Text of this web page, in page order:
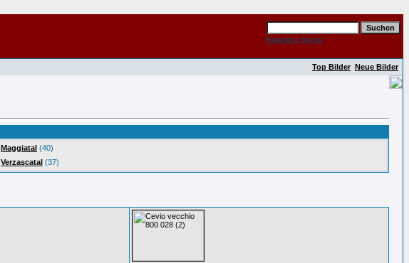
Erweiterte Suche
Top Bilder Neue Bilder
Maggiatal (40)
Verzascatal (37)